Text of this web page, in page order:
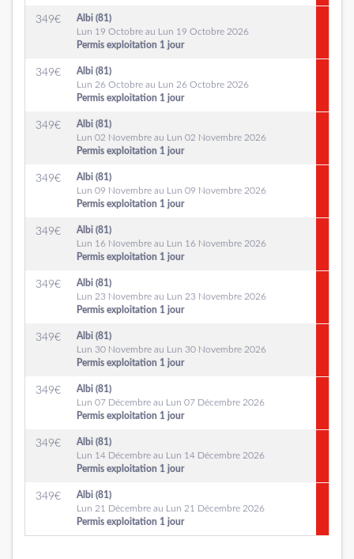
349€
Albi (81)
Lun 19 Octobre au Lun 19 Octobre 2026
Permis exploitation 1 jour
349€
Albi (81)
Lun 26 Octobre au Lun 26 Octobre 2026
Permis exploitation 1 jour
349€
Albi (81)
Lun 02 Novembre au Lun 02 Novembre 2026
Permis exploitation 1 jour
349€
Albi (81)
Lun 09 Novembre au Lun 09 Novembre 2026
Permis exploitation 1 jour
349€
Albi (81)
Lun 16 Novembre au Lun 16 Novembre 2026
Permis exploitation 1 jour
349€
Albi (81)
Lun 23 Novembre au Lun 23 Novembre 2026
Permis exploitation 1 jour
349€
Albi (81)
Lun 30 Novembre au Lun 30 Novembre 2026
Permis exploitation 1 jour
349€
Albi (81)
Lun 07 Décembre au Lun 07 Décembre 2026
Permis exploitation 1 jour
349€
Albi (81)
Lun 14 Décembre au Lun 14 Décembre 2026
Permis exploitation 1 jour
349€
Albi (81)
Lun 21 Décembre au Lun 21 Décembre 2026
Permis exploitation 1 jour